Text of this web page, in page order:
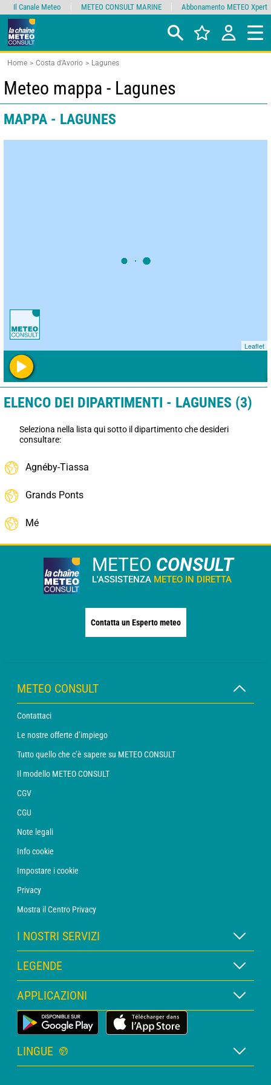
Home Costa d'Avorio Lagunes
Meteo mappa - Lagunes
MAPPA - LAGUNES
Leaflet
ELENCO DEI DIPARTIMENTI - LAGUNES (3)
Seleziona nella lista qui sotto il dipartimento che desideri
consultare:
Agnéby-Tiassa
Grands Ponts
Mé
METEO CONSULT
L'ASSISTENZA METEO IN DIRETTA
Contatta un Esperto meteo
METEO CONSULT
Contattaci
Le nostre offerte d’impiego
Tutto quello che c’è sapere su METEO CONSULT
Il modello METEO CONSULT
CGV
CGU
Note legali
Info cookie
Impostare i cookie
Privacy
Mostra il Centro Privacy
I NOSTRI SERVIZI
Abbonamento METEO Xpert
Abbonamento METEO PRO
Consulenza con un meteorologo
Bollettino PRO
LEGENDE
Legenda delle mappe
Legenda dei pittogrammi
Glossario
APPLICAZIONI
App Meteo Terrestre
LINGUE
Il Canale Meteo METEO CONSULT MARINE Abbonamento METEO Xpert